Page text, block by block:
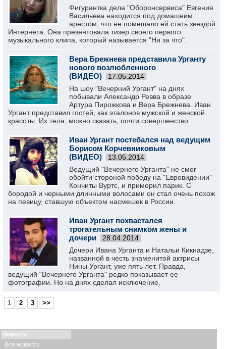
Фигурантка дела "Оборонсервиса" Евгения
Васильева находится под домашним
арестом, что не помешало ей стать звездой
Интернета. Она презентовала тизер своего первого
музыкального клипа, который называется "Ни за что".
Вера Брежнева представила Урганту
нового возлюбленного
(ВИДЕО)
17.05.2014
На шоу "Вечерний Ургант" на днях
побывали Александр Ревва в образе
Артура Пирожкова и Вера Брежнева. Иван
Ургант представил гостей, как эталонов мужской и женской
красоты. Их тела, можно сказать, почти совершенство.
Иван Ургант постебался над ведущим
Борисом Корчевниковым
(ВИДЕО)
13.05.2014
Ведущий "Вечернего Урганта" не смог
обойти стороной победу на "Евровидении"
Кончиты Вуртс, и примерил парик. С
бородой и черными длинными волосами он стал очень похож
на певицу, ставшую объектом насмешек в России.
Иван Ургант похвастался
трогательным снимком жены и
дочери
28.04.2014
Дочери Ивана Урганта и Натальи Кикнадзе,
названной в честь знаменитой актрисы
Нины Ургант, уже пять лет. Правда,
ведущий "Вечернего Урганта" редко показывает ее
фотографии. Но на днях сделал исключение.
1 2 3 >>
Новости
Все новости